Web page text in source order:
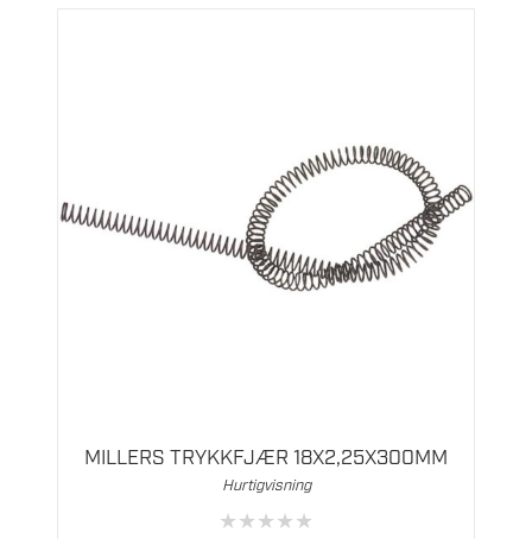
MILLERS TRYKKFJÆR 18X2,25X300MM
Hurtigvisning
★★★★★